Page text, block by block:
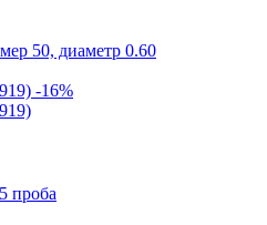
50, диаметр 0.60
-16%
проба